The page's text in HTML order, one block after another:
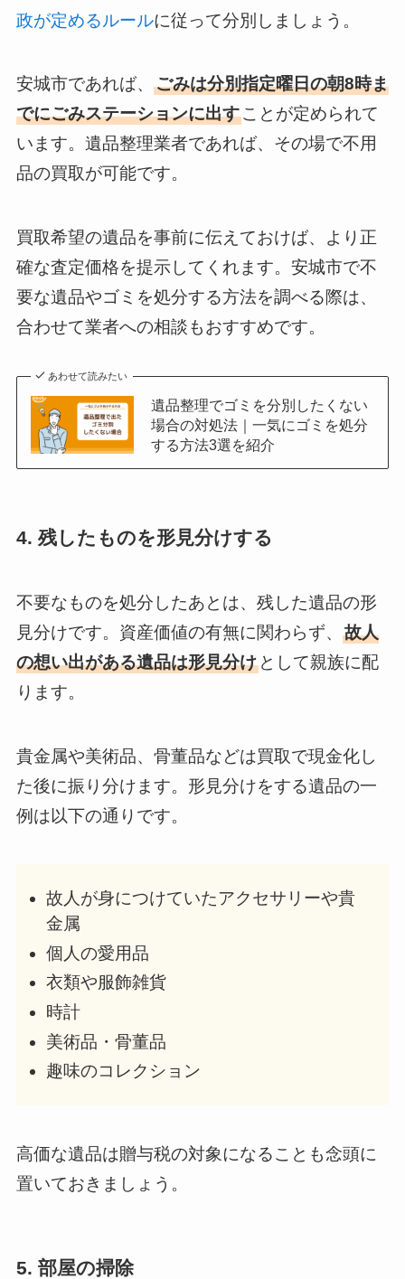
政が定めるルールに従って分別しましょう。
安城市であれば、 ごみは分別指定曜日の朝8時ま
でにごみステーションに出すことが定められて
います。遺品整理業者であれば、その場で不用
品の買取が可能です。
買取希望の遺品を事前に伝えておけば、より正
確な査定価格を提示してくれます。安城市で不
要な遺品やゴミを処分する方法を調べる際は、
合わせて業者への相談もおすすめです。
あわせて読みたい
遺品整理でゴミを分別したくない
場合の対処法｜一気にゴミを処分
する方法3選を紹介
4. 残したものを形見分けする
不要なものを処分したあとは、残した遺品の形
見分けです。資産価値の有無に関わらず、 故人
の想い出がある遺品は形見分けとして親族に配
ります。
貴金属や美術品、骨董品などは買取で現金化し
た後に振り分けます。形見分けをする遺品の一
例は以下の通りです。
故人が身につけていたアクセサリーや貴
金属
個人の愛用品
衣類や服飾雑貨
時計
美術品・骨董品
趣味のコレクション
高価な遺品は贈与税の対象になることも念頭に
置いておきましょう。
5. 部屋の掃除